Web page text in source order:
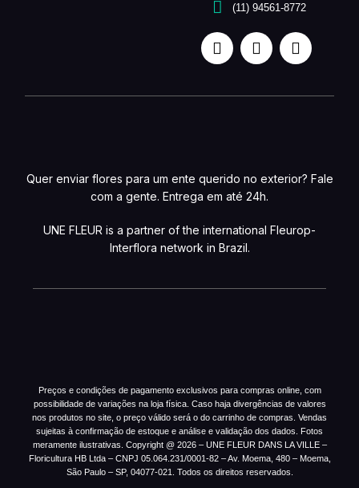
(11) 94561-8772
Quer enviar flores para um ente querido no exterior? Fale
com a gente. Entrega em até 24h.
UNE FLEUR is a partner of the international Fleurop-
Interflora network in Brazil.
Preços e condições de pagamento exclusivos para compras online, com
possibilidade de variações na loja física. Caso haja divergências de valores
nos produtos no site, o preço válido será o do carrinho de compras. Vendas
sujeitas à confirmação de estoque e análise e validação dos dados. Fotos
meramente ilustrativas. Copyright @ 2026 – UNE FLEUR DANS LA VILLE –
Floricultura HB Ltda – CNPJ 05.064.231/0001-82 – Av. Moema, 480 – Moema,
São Paulo – SP, 04077-021. Todos os direitos reservados.